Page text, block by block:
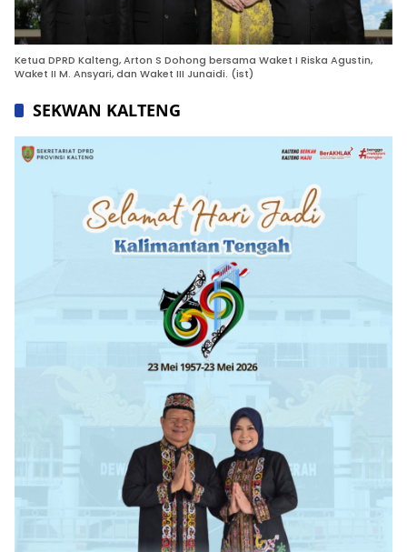
Ketua DPRD Kalteng, Arton S Dohong bersama Waket I Riska Agustin,
Waket II M. Ansyari, dan Waket III Junaidi. (ist)
SEKWAN KALTENG